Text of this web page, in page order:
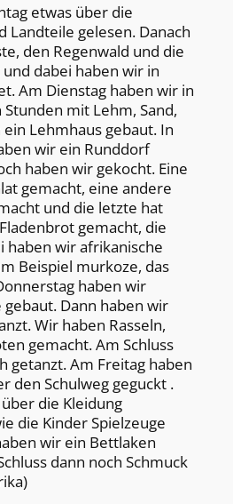
etwas über die
Landteile gelesen. Danach
den Regenwald und die
dabei haben wir in
Am Dienstag haben wir in
mit Lehm, Sand,
Lehmhaus gebaut. In
wir ein Runddorf
haben wir gekocht. Eine
gemacht, eine andere
und die letzte hat
gemacht, die
haben wir afrikanische
Beispiel murkoze, das
haben wir
Dann haben wir
Wir haben Rasseln,
gemacht. Am Schluss
getanzt. Am Freitag haben
den Schulweg geguckt .
die Kleidung
die Kinder Spielzeuge
wir ein Bettlaken
dann noch Schmuck